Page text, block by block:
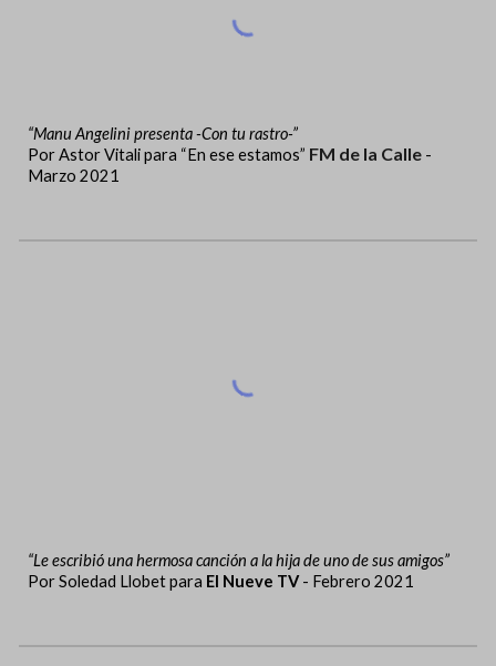
“Manu Angelini presenta -Con tu rastro-”
Por Astor Vitali para “En ese estamos” FM de la Calle -
Marzo 2021
“Le escribió una hermosa canción a la hija de uno de sus amigos”
Por Soledad Llobet para El Nueve TV- Febrero 2021